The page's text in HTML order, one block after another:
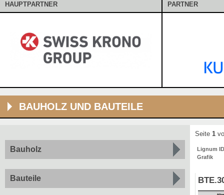
HAUPTPARTNER PARTNER
BAUHOLZ UND BAUTEILE
Bauholz
Bauteile
Seite 1
Lignum
Grafik